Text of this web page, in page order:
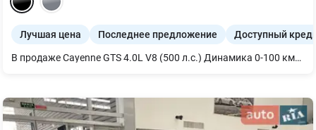
Лучшая цена Последнее предложение Доступный
В продаже Cayenne GTS 4.0L V8 (500 л.с.) Динамика 0-100 км/ч: 4.4 с Стоимость автомобиля эквивалентна 172 750 € Комплектация автомобиля: - Цвет экстерьера - Chromite Black Metallic - Пакет интерьера GTS цвета Carmine Red - 21-дюймовые диски RS Spyder Design цвета Anthracite Grey - 20-дюймовое запасное колесо - Адаптивные спортивные сиденья спереди (18-позиционные с электроприводом) - Подогрев сидений (передних и задних) - Пакет Sport Design - Система панорамной крыши - Система подруливания задней осью - Пакет Sport Chrono - Светодиодные дверные проекторы с логотипом «PORSCHE» - Тепло- и шумоизоляционное стекло с тонировкой - Карбоновый пакет интерьера - Многофункциональный руль GT Sports с подогревом, отделка кожей и карбоновыми вставками - Герб Porsche тисненый на крышке подлокотника - Проекционный дисплей - Ассистент изменения полосы движения - Активное удержание полосы движения с адаптивным круиз- контролем - Четырехзонный автоматический климат-контроль - Аптечка первой помощи с предупреждением треугольником - Дисплей пассажира - Burmester® 3D High-End Surround Sound-System - Безключевой доступ - Автоматические двери багажника с открытием взмахом ноги - Система комфортного закрытия дверей - ParkAssist вкл. камеру кругового обзора - Обшивка крыши Race-Tex - Тонированные светодиодные задние фонари - Система распределения крутящего момента Porsche (PTV Plus)